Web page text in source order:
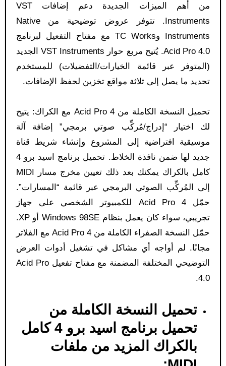
من أهم الميزات الجديدة دعم إضافات VST
Instruments. تتوفر عروض توضيحية من Native
Instruments وTC Works مع مفتاح التفعيل لبرنامج
Acid Pro 4.0. يُتيح مربع حوار VST Instruments الجديد
(المتوفر عبر قائمة الخيارات/التفضيلات) للمستخدم
تحديد ما يصل إلى ثلاثة مواقع تخزين لحفظ الإضافات.
تحميل النسخة الكاملة من Acid Pro 4 مع الكراك: يتيح
لك اختيار “إدراج/مُركِّب صوتي برمجي” إضافة آلة
موسيقية افتراضية إلى المشروع وإنشاء شريط قناة
جديد لها ضمن نافذة الخلاط. تحميل برنامج اسيد برو 4
كامل بالكراك يمكنك بعد ذلك تعيين مخرج مسار MIDI
إلى المُركِّب الصوتي البرمجي عبر قائمة “المسارات”.
حمّل Acid Pro 4 للكمبيوتر الشخصي على جهاز
تجريبي، سواء كان يعمل بنظام Windows 98SE أو XP.
حمّل النسخة الصفراء الكاملة من Acid Pro 4 مع الفلاتر
مجانًا. لم أواجه أي مشاكل في تشغيل أدوات العرض
التوضيحي المختلفة المضمنة مع مفتاح تفعيل Acid Pro
4.0.
تحميل النسخة الكاملة من
تحميل برنامج اسيد برو 4 كامل
بالكراك المزيد من ملفات